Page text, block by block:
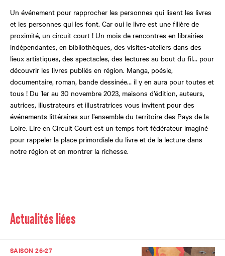
Un événement pour rapprocher les personnes qui lisent les livres
et les personnes qui les font. Car oui le livre est une filière de
proximité, un circuit court ! Un mois de rencontres en librairies
indépendantes, en bibliothèques, des visites-ateliers dans des
lieux artistiques, des spectacles, des lectures au bout du fil… pour
découvrir les livres publiés en région. Manga, poésie,
documentaire, roman, bande dessinée… il y en aura pour toutes et
tous ! Du 1er au 30 novembre 2023, maisons d’édition, auteurs,
autrices, illustrateurs et illustratrices vous invitent pour des
événements littéraires sur l’ensemble du territoire des Pays de la
Loire. Lire en Circuit Court est un temps fort fédérateur imaginé
pour rappeler la place primordiale du livre et de la lecture dans
notre région et en montrer la richesse.
Actualités liées
SAISON 26-27